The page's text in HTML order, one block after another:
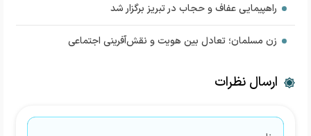
راهپیمایی عفاف و حجاب در تبریز برگزار شد
زن مسلمان؛ تعادل بین هویت و نقش‌آفرینی اجتماعی
ارسال نظرات